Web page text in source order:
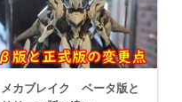
メカブレイク ベータ版と